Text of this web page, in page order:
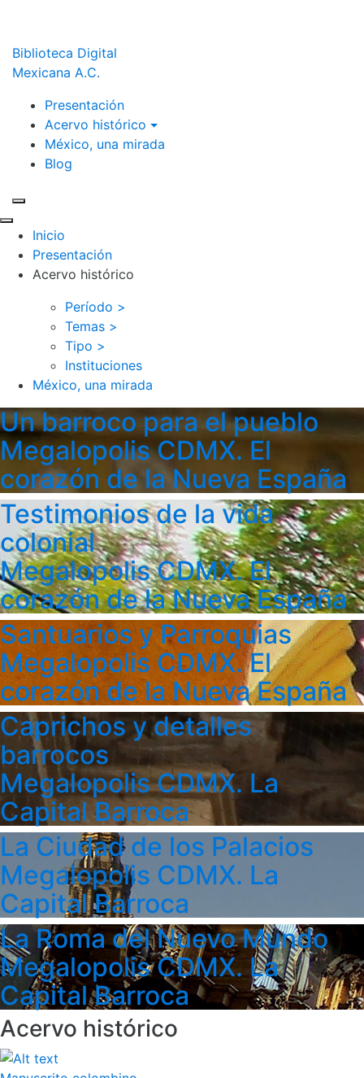
Biblioteca Digital
Mexicana A.C.
Presentación
Acervo histórico
México, una mirada
Blog
Inicio
Presentación
Acervo histórico
Período >
Temas >
Tipo >
Instituciones
México, una mirada
Un barroco para el pueblo
Megalopolis CDMX. El
corazón de la Nueva España
Testimonios de la vida
colonial
Megalopolis CDMX. El
corazón de la Nueva España
Santuarios y Parroquias
Megalopolis CDMX. El
corazón de la Nueva España
Caprichos y detalles
barrocos
Megalopolis CDMX. La
Capital Barroca
La Ciudad de los Palacios
Megalopolis CDMX. La
Capital Barroca
La Roma del Nuevo Mundo
Megalopolis CDMX. La
Capital Barroca
Acervo histórico